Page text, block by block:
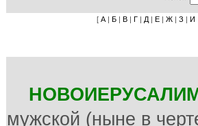
[ А | Б | В | Г | Д | Е | Ж | З | И
мужской (ныне в